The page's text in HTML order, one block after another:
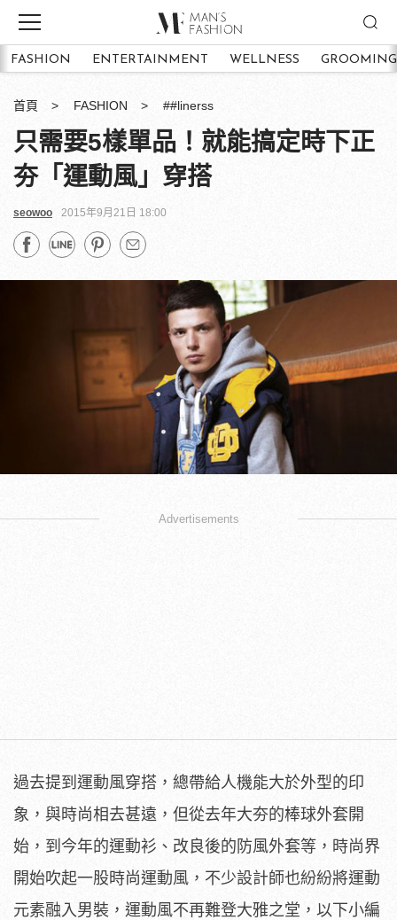
FASHION ENTERTAINMENT WELLNESS GROOMING
首頁 FASHION ##linerss
只需要5樣單品！就能搞定時下正
夯「運動風」穿搭
seowoo 2015年9月21日 18:00
Advertisements
過去提到運動風穿搭，總帶給人機能大於外型的印
象，與時尚相去甚遠，但從去年大夯的棒球外套開
始，到今年的運動衫、改良後的防風外套等，時尚界
開始吹起一股時尚運動風，不少設計師也紛紛將運動
元素融入男裝，運動風不再難登大雅之堂，以下小編